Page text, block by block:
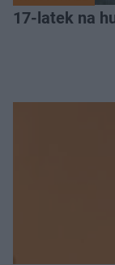
17-latek na